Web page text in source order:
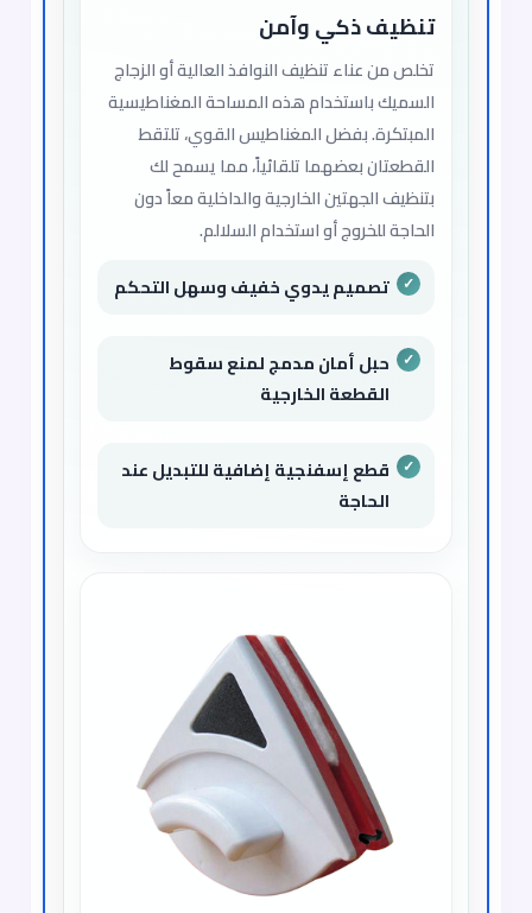
تنظيف ذكي وآمن
تخلص من عناء تنظيف النوافذ العالية أو الزجاج
السميك باستخدام هذه المساحة المغناطيسية
المبتكرة. بفضل المغناطيس القوي، تلتقط
القطعتان بعضهما تلقائياً، مما يسمح لك
بتنظيف الجهتين الخارجية والداخلية معاً دون
الحاجة للخروج أو استخدام السلالم.
تصميم يدوي خفيف وسهل التحكم
حبل أمان مدمج لمنع سقوط
القطعة الخارجية
قطع إسفنجية إضافية للتبديل عند
الحاجة